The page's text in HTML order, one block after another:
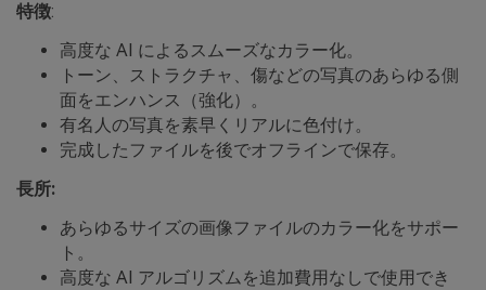
特徴:
高度な AI によるスムーズなカラー化。
トーン、ストラクチャ、傷などの写真のあらゆる側
面をエンハンス（強化）。
有名人の写真を素早くリアルに色付け。
完成したファイルを後でオフラインで保存。
長所:
あらゆるサイズの画像ファイルのカラー化をサポー
ト。
高度な AI アルゴリズムを追加費用なしで使用でき